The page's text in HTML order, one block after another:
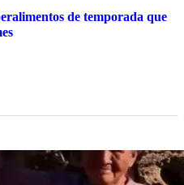
de temporada que
haber peleado con un
a cuerpo